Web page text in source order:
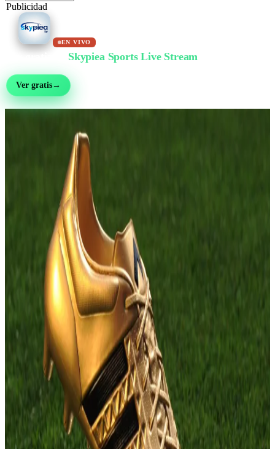
Publicidad
EN VIVO
Skypiea Sports Live Stream
Ver gratis→